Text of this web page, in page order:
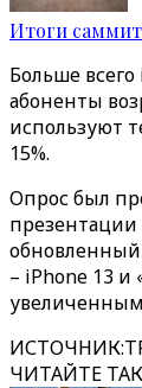
Итоги
Больше всего
абоненты
используют
15%.
Опрос был
– iPhone 13 и
ИСТОЧНИК:
ЧИТАЙТЕ